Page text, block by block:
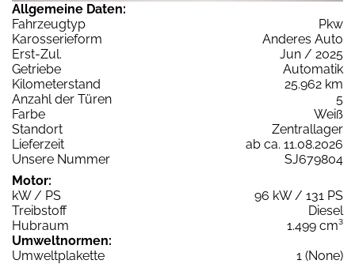
Allgemeine Daten:
Fahrzeugtyp
Pkw
Karosserieform
Anderes Auto
Erst-Zul.
Jun / 2025
Getriebe
Automatik
Kilometerstand
25.962 km
Anzahl der Türen
5
Farbe
Weiß
Standort
Zentrallager
Lieferzeit
ab ca. 11.08.2026
Unsere Nummer
SJ679804
Motor:
kW / PS
96 kW / 131 PS
Treibstoff
Diesel
Hubraum
1.499 cm³
Umweltnormen:
Umweltplakette
1 (None)